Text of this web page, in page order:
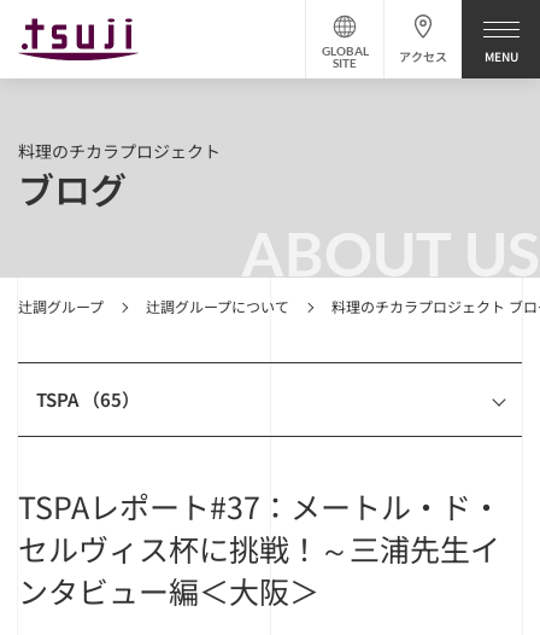
アクセス
GLOBAL
SITE
ABOUT US
辻調グループ 辻調グループについて 料理のチカラプロジェクト ブ
料理のチカラプロジェクト
ブログ
TSPA （65）
TSPAレポート#37：メートル・ド・
セルヴィス杯に挑戦！～三浦先生イ
ンタビュー編＜大阪＞